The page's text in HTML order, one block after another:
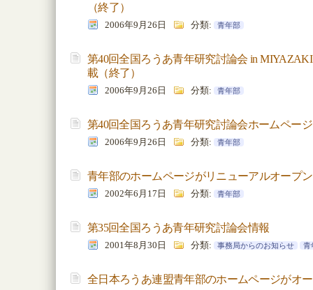
（終了）
2006年9月26日 分類: 青年部
第40回全国ろうあ青年研究討論会 in
載（終了）
2006年9月26日 分類: 青年部
第40回全国ろうあ青年研究討論会ホームペー
2006年9月26日 分類: 青年部
青年部のホームページがリニューアルオープン
2002年6月17日 分類: 青年部
第35回全国ろうあ青年研究討論会情報
2001年8月30日 分類: 事務局からのお知らせ 青
全日本ろうあ連盟青年部のホームページがオ